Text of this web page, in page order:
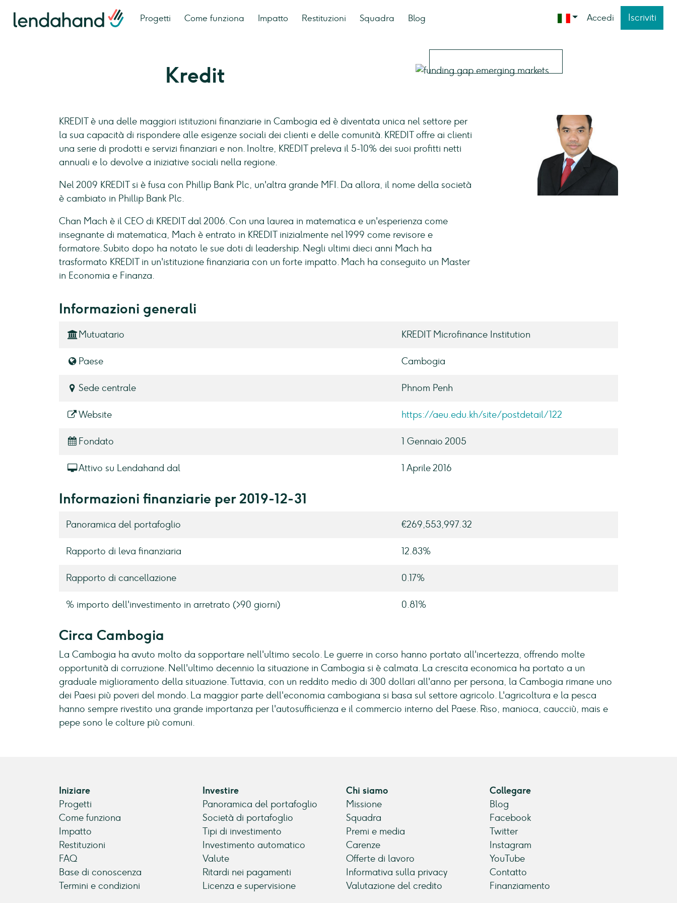
Progetti Come funziona Impatto Restituzioni Squadra Blog Accedi Iscriviti
Kredit
KREDIT è una delle maggiori istituzioni finanziarie in Cambogia ed è diventata unica nel settore per
la sua capacità di rispondere alle esigenze sociali dei clienti e delle comunità. KREDIT offre ai clienti
una serie di prodotti e servizi finanziari e non. Inoltre, KREDIT preleva il 5-10% dei suoi profitti netti
annuali e lo devolve a iniziative sociali nella regione.
Nel 2009 KREDIT si è fusa con Phillip Bank Plc, un'altra grande MFI. Da allora, il nome della società
è cambiato in Phillip Bank Plc.
Chan Mach è il CEO di KREDIT dal 2006. Con una laurea in matematica e un'esperienza come
insegnante di matematica, Mach è entrato in KREDIT inizialmente nel 1999 come revisore e
formatore. Subito dopo ha notato le sue doti di leadership. Negli ultimi dieci anni Mach ha
trasformato KREDIT in un'istituzione finanziaria con un forte impatto. Mach ha conseguito un Master
in Economia e Finanza.
Informazioni generali
Mutuatario KREDIT Microfinance Institution
Paese Cambogia
Sede centrale Phnom Penh
Website https://aeu.edu.kh/site/postdetail/122
Fondato 1 Gennaio 2005
Attivo su Lendahand dal 1 Aprile 2016
Informazioni finanziarie per 2019-12-31
Panoramica del portafoglio €269,553,997.32
Rapporto di leva finanziaria 12.83%
Rapporto di cancellazione 0.17%
% importo dell'investimento in arretrato (>90 giorni) 0.81%
Circa Cambogia
La Cambogia ha avuto molto da sopportare nell'ultimo secolo. Le guerre in corso hanno portato all'incertezza, offrendo molte
opportunità di corruzione. Nell'ultimo decennio la situazione in Cambogia si è calmata. La crescita economica ha portato a un
graduale miglioramento della situazione. Tuttavia, con un reddito medio di 300 dollari all'anno per persona, la Cambogia rimane uno
dei Paesi più poveri del mondo. La maggior parte dell'economia cambogiana si basa sul settore agricolo. L'agricoltura e la pesca
hanno sempre rivestito una grande importanza per l'autosufficienza e il commercio interno del Paese. Riso, manioca, caucciù, mais e
pepe sono le colture più comuni.
Iniziare
Progetti
Come funziona
Impatto
Restituzioni
FAQ
Base di conoscenza
Termini e condizioni
Investire
Panoramica del portafoglio
Società di portafoglio
Tipi di investimento
Investimento automatico
Valute
Ritardi nei pagamenti
Licenza e supervisione
Chi siamo
Missione
Squadra
Premi e media
Carenze
Offerte di lavoro
Informativa sulla privacy
Valutazione del credito
Collegare
Blog
Facebook
Twitter
Instagram
YouTube
Contatto
Finanziamento